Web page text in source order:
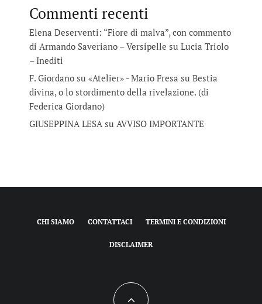
Commenti recenti
Elena Deserventi: “Fiore di malva”, con commento
di Armando Saveriano – Versipelle su Lucia Triolo
– Inediti
F. Giordano su «Atelier» - Mario Fresa su Bestia
divina, o lo stordimento della rivelazione. (di
Federica Giordano)
GIUSEPPINA LESAsu AVVISO IMPORTANTE
CHI SIAMO CONTATTACI TERMINI E CONDIZIONI
DISCLAIMER